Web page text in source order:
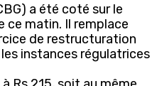
a été coté sur le
ce matin. Il remplace
de restructuration
instances régulatrices